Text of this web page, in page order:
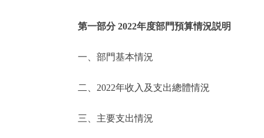
第一部分 2022年度部門預算情況説明
一、部門基本情況
二、2022年收入及支出總體情況
三、主要支出情況